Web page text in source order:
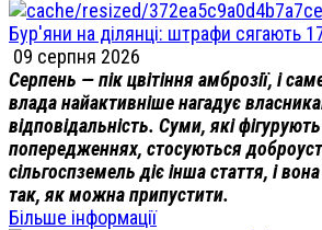
Бур'яни на ділянці: штрафи сягають
09 серпня 2026
Серпень — пік цвітіння амброзії, і
влада найактивніше нагадує
відповідальність. Суми, які
попередженнях, стосуються
сільгоспземель діє інша стаття, і
так, як можна припустити.
Більше інформації